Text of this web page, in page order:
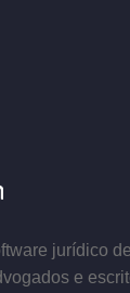
jurídico
e